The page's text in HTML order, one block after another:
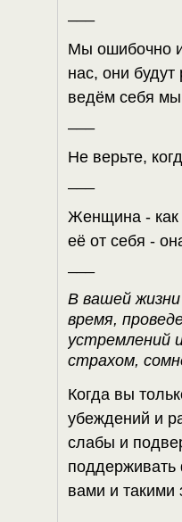
Мы ошибочно
нас, они будут
ведём себя
Не верьте,
Женщина - как
её от себя -
В вашей
время,
устремлений
страхом,
Когда вы
убеждений и
слабы и
вами и такими